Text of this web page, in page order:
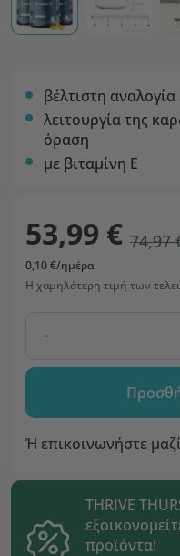
βέλτιστη αναλογία
λειτουργία της
όραση
με βιταμίνη Ε
53,99 € 74,97
0,10 €/ημέρα
Η χαμηλότερη τιμή των
-
Ή επικοινωνήστε
THRIVE
προϊόντα!